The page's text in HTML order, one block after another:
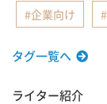
企業向け
タグ一覧へ
ライター紹介